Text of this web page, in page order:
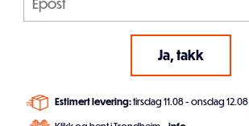
Estimert levering:tirsdag 11.08 - onsdag 12.08